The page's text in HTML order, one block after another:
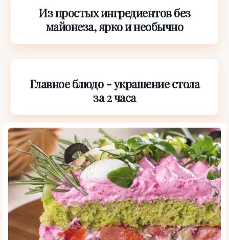
Из простых ингредиентов без
майонеза, ярко и необычно
Главное блюдо - украшение стола
за 2 часа